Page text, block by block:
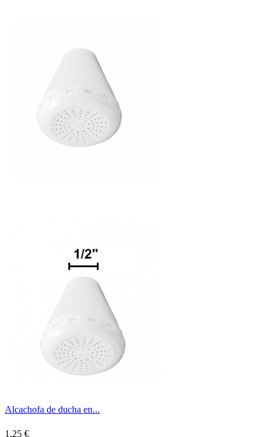
Alcachofa de ducha en...
1,25 €